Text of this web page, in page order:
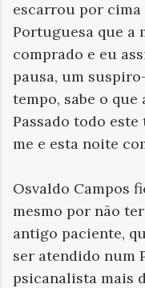
escarrou por
Portuguesa que a
comprado e eu
pausa, um
tempo, sabe o
Passado todo
me e esta noite
Osvaldo Campos
mesmo por não
antigo paciente,
ser atendido num
psicanalista mais